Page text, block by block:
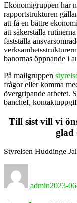
Ekonomigruppen har
rapportstrukturen
att få en bättre
att säkerställa
fastställa
banornas öppnande i
På mailgruppen
frågor eller komma
övergripande arbetet.
banchef,
Till sist vill vi
glad
Styrelsen Huddinge
admin2023-